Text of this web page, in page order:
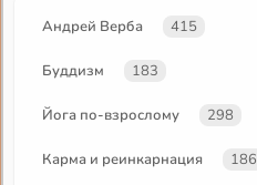
Андрей Верба 415
Буддизм 183
Йога по-взрослому 298
Карма и реинкарнация 186